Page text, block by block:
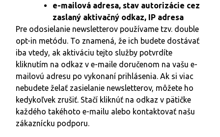
e-mailová adresa, stav autorizácie cez
zaslaný aktivačný odkaz, IP adresa
Pre odosielanie newsletterov používame tzv. double
opt-in metódu. To znamená, že ich budete dostávať
iba vtedy, ak aktiváciu tejto služby potvrdíte
kliknutím na odkaz v e-maile doručenom na vašu e-
mailovú adresu po vykonaní prihlásenia. Ak si viac
nebudete želať zasielanie newsletterov, môžete ho
kedykoľvek zrušiť. Stačí kliknúť na odkaz v pätičke
každého takéhoto e-mailu alebo kontaktovať našu
zákaznícku podporu.